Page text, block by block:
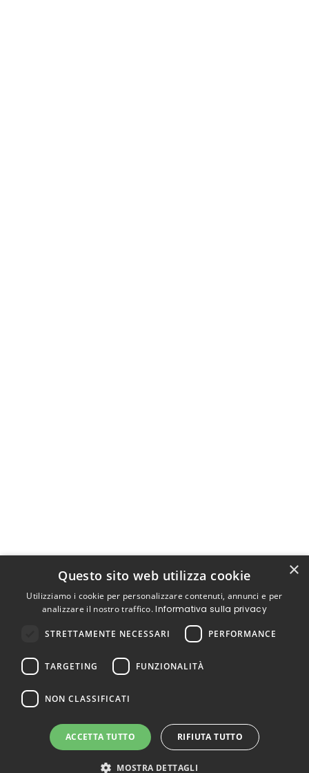
×
Questo sito web utilizza cookie
Utilizziamo i cookie per personalizzare contenuti, annunci e per
analizzare il nostro traffico.Informativa sulla privacy
STRETTAMENTE NECESSARI PERFORMANCE
TARGETING FUNZIONALITÀ
NON CLASSIFICATI
ACCETTA TUTTO RIFIUTA TUTTO
MOSTRA DETTAGLI